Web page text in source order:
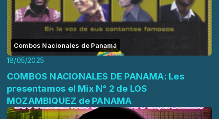
Combos Nacionales de Panamá
18/05/2025
COMBOS NACIONALES DE PANAMA: Les
presentamos el Mix N° 2 de LOS
MOZAMBIQUEZ de PANAMA